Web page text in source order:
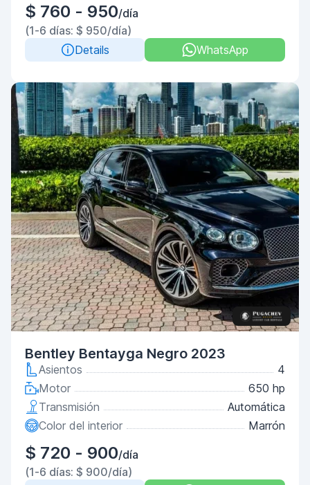
$ 760 - 950/día
(1-6 días: $ 950/día)
Details
WhatsApp
Bentley Bentayga Negro 2023
Asientos
4
Motor
650 hp
Transmisión
Automática
Color del interior
Marrón
$ 720 - 900/día
(1-6 días: $ 900/día)